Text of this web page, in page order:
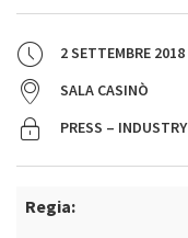
2 SETTEMBRE 2018
SALA CASINÒ
PRESS – INDUSTRY
Regia: